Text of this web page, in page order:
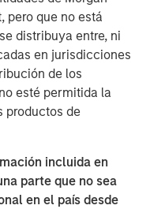
pero que no está
distribuya entre, ni
en jurisdicciones
de los
esté permitida la
productos de
incluida en
parte que no sea
en el país desde
approaches.
the value of current
and the option to
value, the
of price, a
find it has modest